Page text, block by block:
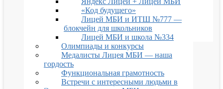
«Код будущего»
Лицей МБИ и ИТШ №777 —
блокчейн для школьников
Лицей МБИ и школа №334
Олимпиады и конкурсы
Медалисты Лицея МБИ — наша
гордость
Функциональная грамотность
Встречи с интересными людьми в